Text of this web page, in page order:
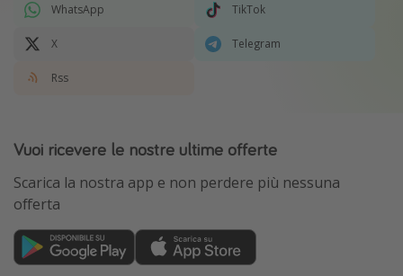
WhatsApp TikTok
X Telegram
Rss
Vuoi ricevere le nostre ultime offerte
Scarica la nostra app e non perdere più nessuna
offerta